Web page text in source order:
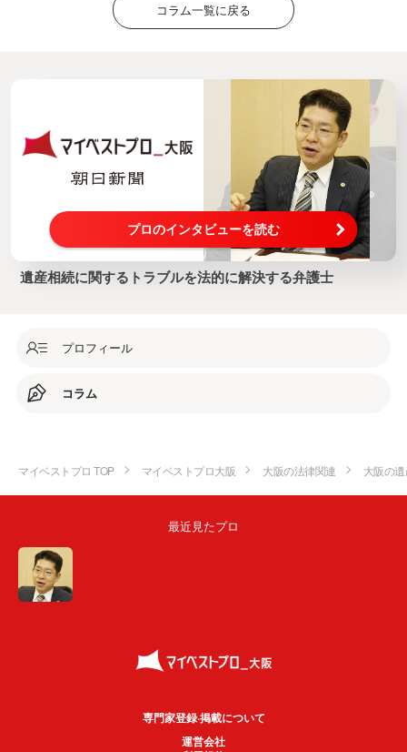
コラム一覧に戻る
プロのインタビューを読む
遺産相続に関するトラブルを法的に解決する弁護士
プロフィール
コラム
マイベストプロ TOP マイベストプロ大阪 大阪の法律関連 大阪の
最近見たプロ
専門家登録·掲載について
運営会社